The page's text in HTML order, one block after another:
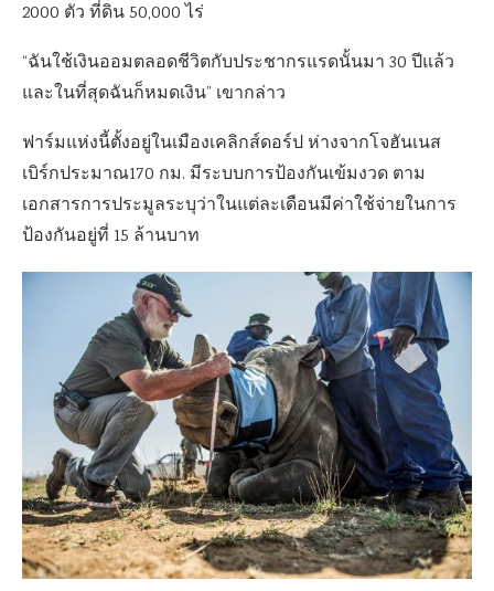
2000 ตัว ที่ดิน 50,000 ไร่
“ฉันใช้เงินออมตลอดชีวิตกับประชากรแรดนั้นมา 30 ปีแล้ว
และในที่สุดฉันก็หมดเงิน” เขากล่าว
ฟาร์มแห่งนี้ตั้งอยู่ในเมืองเคลิกส์ดอร์ป ห่างจากโจฮันเนส
เบิร์กประมาณ170 กม. มีระบบการป้องกันเข้มงวด ตาม
เอกสารการประมูลระบุว่าในแต่ละเดือนมีค่าใช้จ่ายในการ
ป้องกันอยู่ที่ 15 ล้านบาท